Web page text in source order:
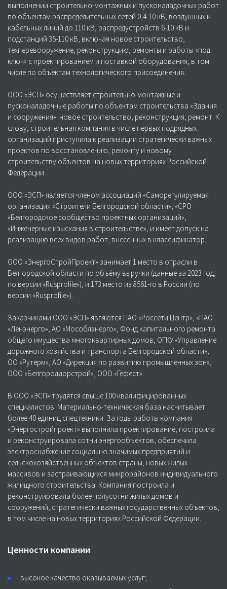
выполнении строительно-монтажных и пусконаладочных работ
по объектам распределительных сетей 0,4-10 кВ, воздушных и
кабельных линий до 110 кВ, распредустройств 6-10 кВ и
подстанций 35-110 кВ, включая новое строительство,
техперевооружение, реконструкцию, ремонты и работы «под
ключ» с проектированием и поставкой оборудования, в том
числе по объектам технологического присоединения.
ООО «ЭСП» осуществляет строительно-монтажные и
пусконаладочные работы по объектам строительства «Здания
и сооружения»: новое строительство, реконструкция, ремонт. К
слову, строительная компания в числе первых подрядных
организаций приступила к реализации стратегически важных
проектов по восстановлению, ремонту и новому
строительству объектов на новых территориях Российской
Федерации.
ООО «ЭСП» является членом ассоциаций «Саморегулируемая
организация «Строители Белгородской области», «СРО
«Белгородское сообщество проектных организаций»,
«Инженерные изыскания в строительстве», и имеет допуск на
реализацию всех видов работ, внесенных в классификатор.
ООО «ЭнергоСтройПроект» занимает 1 место в отрасли в
Белгородской области по объёму выручки (данные за 2023 год,
по версии «Rusprofile»), и 173 место из 8561-го в России (по
версии «Rusprofile»).
Заказчиками ООО «ЭСП» являются ПАО «Россети Центр», «ПАО
«Ленэнерго», АО «Мособлэнерго», Фонд капитального ремонта
общего имущества многоквартирных домов, ОГКУ «Управление
дорожного хозяйства и транспорта Белгородской области»,
ОО «Рутерм», АО «Дирекция по развитию промышленных зон»,
ООО «Белгороддорстрой», ООО «Гефест».
В ООО «ЭСП» трудятся свыше 100 квалифицированных
специалистов. Материально-техническая база насчитывает
более 40 единиц спецтехники. За годы работы компания
«Энергостройпроект» выполнила проектирование, построила
и реконструировала сотни энергообъектов, обеспечила
электроснабжение социально значимых предприятий и
сельскохозяйственных объектов страны, новых жилых
массивов и застраивающихся микрорайонов индивидуального
жилищного строительства. Компания построила и
реконструировала более полусотни жилых домов и
сооружений, стратегически важных государственных объектов,
в том числе на новых территориях Российской Федерации.
Ценности компании
высокое качество оказываемых услуг;